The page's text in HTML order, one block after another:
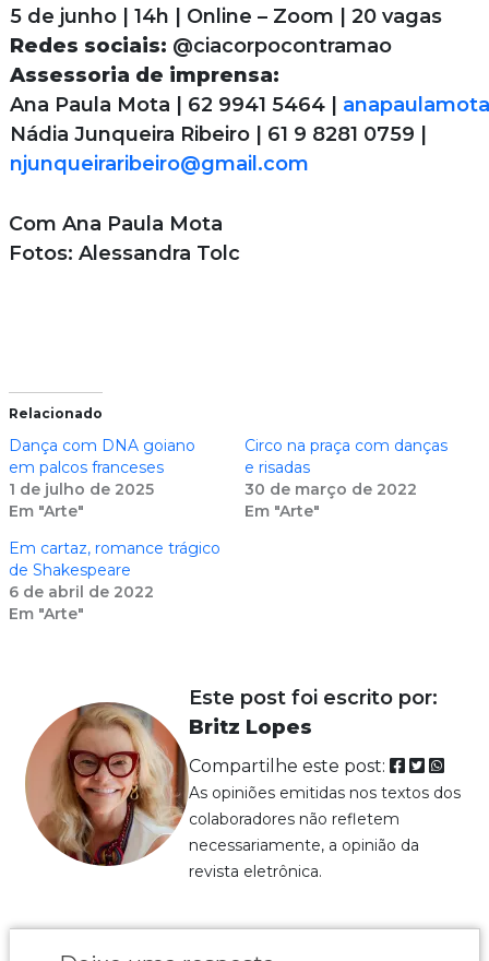
5 de junho | 14h | Online – Zoom | 20 vagas
Redes sociais: @ciacorpocontramao
Assessoria de imprensa:
Ana Paula Mota | 62 9941 5464 |
Nádia Junqueira Ribeiro | 61 9 8281 0759 |
njunqueiraribeiro@gmail.com
Com Ana Paula Mota
Fotos: Alessandra Tolc
Relacionado
Dança com DNA goiano
em palcos franceses
1 de julho de 2025
Em "Arte"
Circo na praça com danças
e risadas
30 de março de 2022
Em "Arte"
Em cartaz, romance trágico
de Shakespeare
6 de abril de 2022
Em "Arte"
Este post foi escrito por:
Britz Lopes
Compartilhe este post:
As opiniões emitidas nos textos dos
colaboradores não refletem
necessariamente, a opinião da
revista eletrônica.